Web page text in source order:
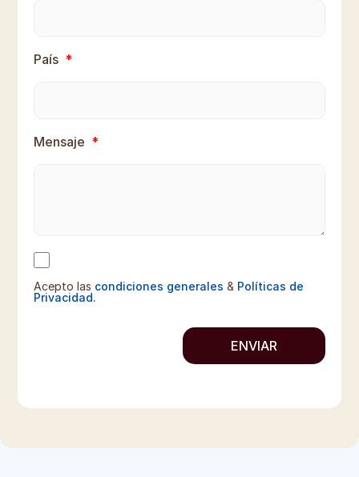
País
Mensaje
Acepto las condiciones generales & Políticas de
Privacidad.
ENVIAR